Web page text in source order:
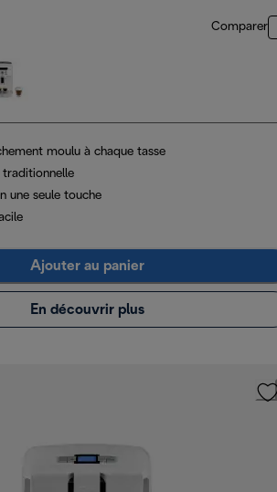
Comparer
moulu à chaque tasse
traditionnelle
une seule touche
Ajouter au panier
En découvrir plus